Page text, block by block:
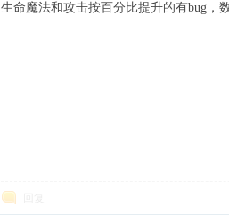
生命魔法和攻击按百分比提升的有bug，